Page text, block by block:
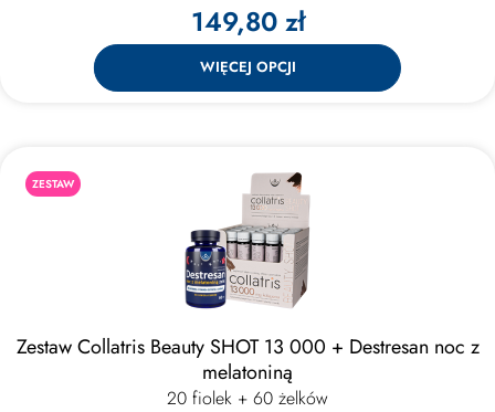
149,80 zł
WIĘCEJ OPCJI
ZESTAW
Zestaw Collatris Beauty SHOT 13 000 + Destresan noc z
melatoniną
20 fiolek + 60 żelków